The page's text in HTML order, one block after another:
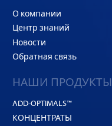
О компании
Центр знаний
Новости
Обратная связь
НАШИ ПРОДУКТЫ
ADD-OPTIMALS™
КОНЦЕНТРАТЫ